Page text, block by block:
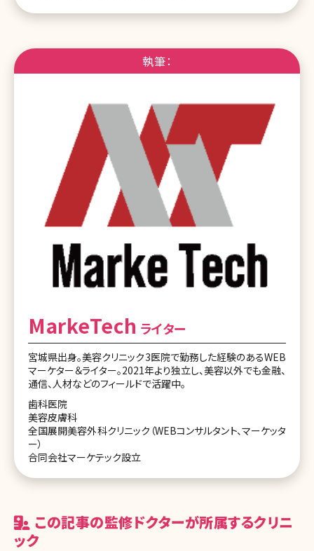
執筆：
MarkeTech ライター
宮城県出身。美容クリニック3医院で勤務した経験のあるWEB
マーケター＆ライター。2021年より独立し、美容以外でも金融、
通信、人材などのフィールドで活躍中。
歯科医院
美容皮膚科
全国展開美容外科クリニック（WEBコンサルタント、マーケッタ
ー）
合同会社マーケテック設立
この記事の監修ドクターが所属するクリニ
ック